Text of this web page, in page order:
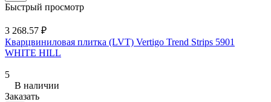
Быстрый просмотр
3 268.57 ₽
Кварцвиниловая плитка (LVT) Vertigo Trend Strips 5901
WHITE HILL
5
В наличии
Заказать